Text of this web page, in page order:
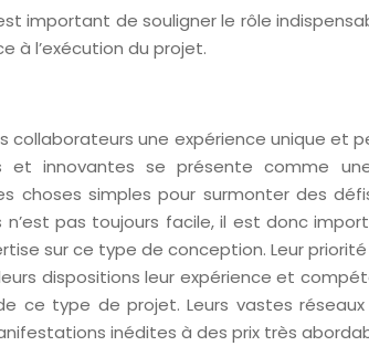
important de souligner le rôle
à l’exécution du projet.
collaborateurs une expérience unique et
et innovantes se présente comme
choses simples pour surmonter des
pas toujours facile, il est donc
sur ce type de conception. Leur
dispositions leur expérience et
ce type de projet. Leurs vastes
inédites à des prix très